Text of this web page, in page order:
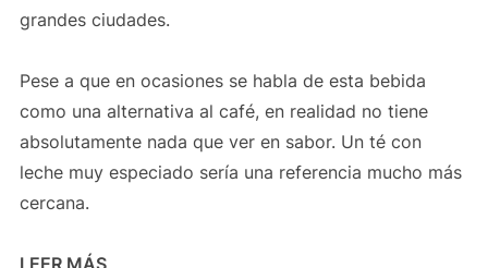
grandes ciudades.
Pese a que en ocasiones se habla de esta bebida
como una alternativa al café, en realidad no tiene
absolutamente nada que ver en sabor. Un té con
leche muy especiado sería una referencia mucho más
cercana.
LEER MÁS